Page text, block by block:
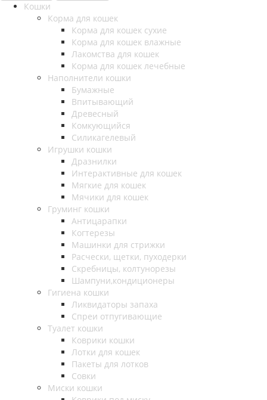
Кошки
Корма для кошек
Корма для кошек сухие
Корма для кошек влажные
Лакомства для кошек
Корма для кошек лечебные
Наполнители кошки
Бумажные
Впитывающий
Древесный
Комкующийся
Силикагелевый
Игрушки кошки
Дразнилки
Интерактивные для кошек
Мягкие для кошек
Мячики для кошек
Груминг кошки
Антицарапки
Когтерезы
Машинки для стрижки
Расчески, щетки, пуходерки
Скребницы, колтунорезы
Шампуни,кондиционеры
Гигиена кошки
Ликвидаторы запаха
Спреи отпугивающие
Туалет кошки
Коврики кошки
Лотки для кошек
Пакеты для лотков
Совки
Миски кошки